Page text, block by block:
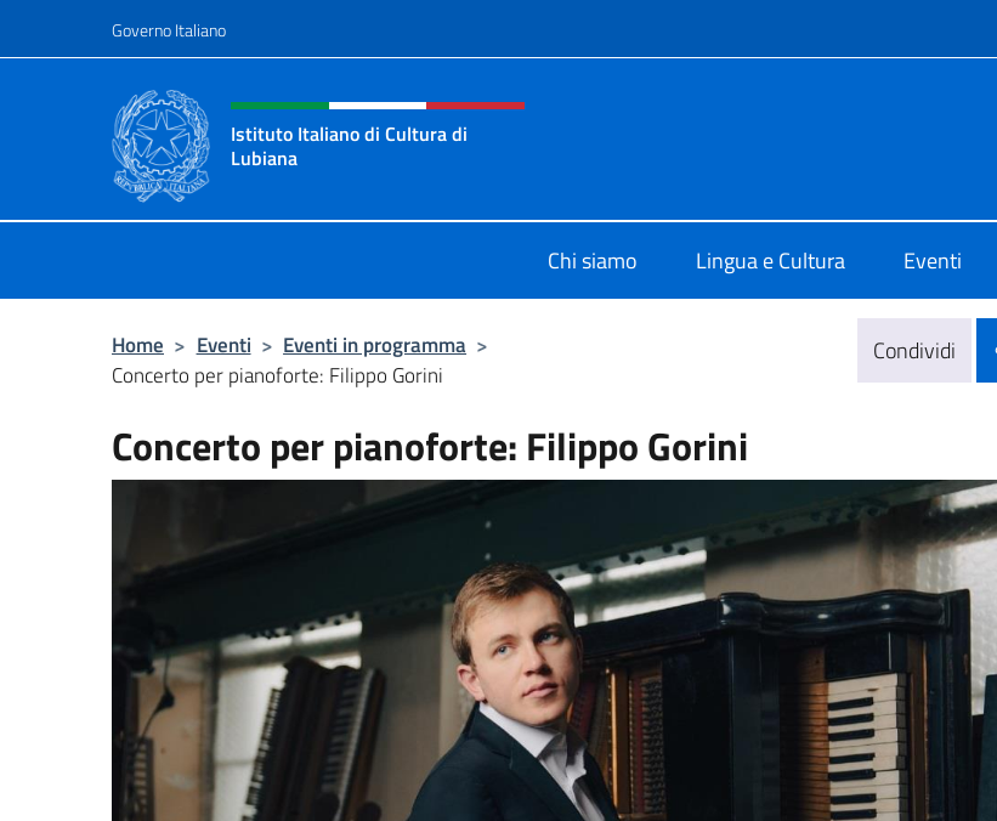
Governo Italiano
Intestazione sito, social e menù
Istituto Italiano di Cultura di
Lubiana
Chi siamo Lingua e Cultura Eventi
Home > Eventi > Eventi in programma >
Concerto per pianoforte: Filippo Gorini
Condividi
Concerto per pianoforte: Filippo Gorini